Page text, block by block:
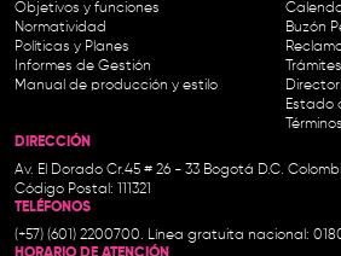
Objetivos y funciones
Normatividad
Políticas y Planes
Informes de Gestión
Manual de producción y estilo
Buzón
Estado
DIRECCIÓN
Av. El Dorado Cr.45 # 26 - 33 Bogotá D.C.
Código Postal: 111321
TELÉFONOS
(+57) (601) 2200700. Línea gratuita nacional: